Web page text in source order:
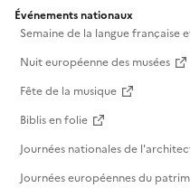
Événements nationaux
Semaine de la langue française
Nuit européenne des musées
Fête de la musique
Biblis en folie
Journées nationales de
Journées européennes du